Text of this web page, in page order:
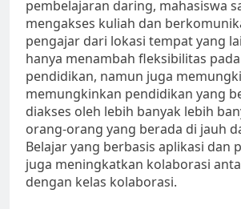
pembelajaran daring, mahasiswa
mengakses kuliah dan
pengajar dari lokasi tempat yang
hanya menambah fleksibilitas
pendidikan, namun juga
memungkinkan pendidikan yang
diakses oleh lebih banyak lebih
orang-orang yang berada di jauh
Belajar yang berbasis aplikasi dan
juga meningkatkan kolaborasi
dengan kelas kolaborasi.